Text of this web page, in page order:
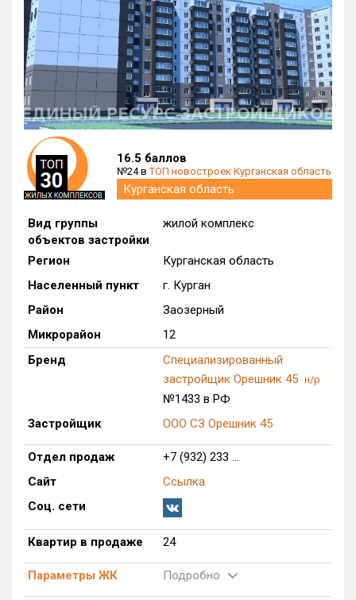
от до
Общая площадь, м²
от до
Срок сдачи
IV кв. 2026 до IV кв. 2026
Вид объекта
× ×
Кол-во комнат
Только новые
от до
с продажами
Найдено:
Жилых комплексов
Многоквартирных домов
Блокированных домов
Квартир, апартаментов,
блоков в БД
16.5 баллов
№24 вТОП новостроек Курганская область
Курганская область
Вид группы
объектов застройки
жилой комплекс
Регион
Курганская область
Населенный пункт
г. Курган
Район
Заозерный
Микрорайон
12
Бренд
Специализированный
застройщик Орешник 45 н/р
№1433 в РФ
Застройщик
ООО СЗ Орешник 45
Отдел продаж
+7 (932) 233 ...
Сайт
Ссылка
Соц. сети
Квартир в продаже 24
Параметры ЖК Подробно